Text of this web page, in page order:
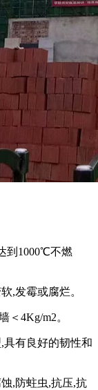
到1000℃不燃
,发霉或腐烂。
＜4Kg/m2。
具有良好的韧性和
,防蛀虫,抗压,抗